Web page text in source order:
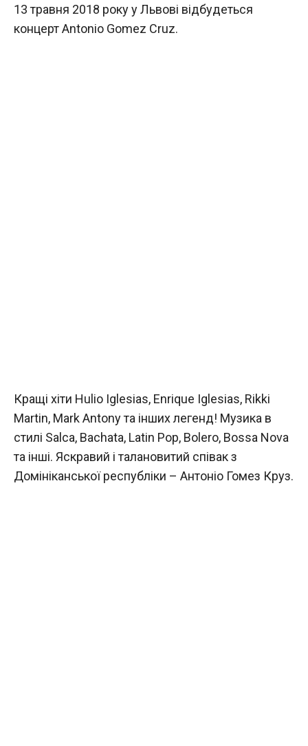
13 травня 2018 року у Львові відбудеться
концерт Antonio Gomez Cruz.
Кращі хіти Hulio Iglesias, Enrique Iglesias, Rikki
Martin, Mark Antony та інших легенд! Музика в
стилі Salca, Bachata, Latin Pop, Bolero, Bossa Nova
та інші. Яскравий і талановитий співак з
Домініканської республіки – Антоніо Гомез Круз.